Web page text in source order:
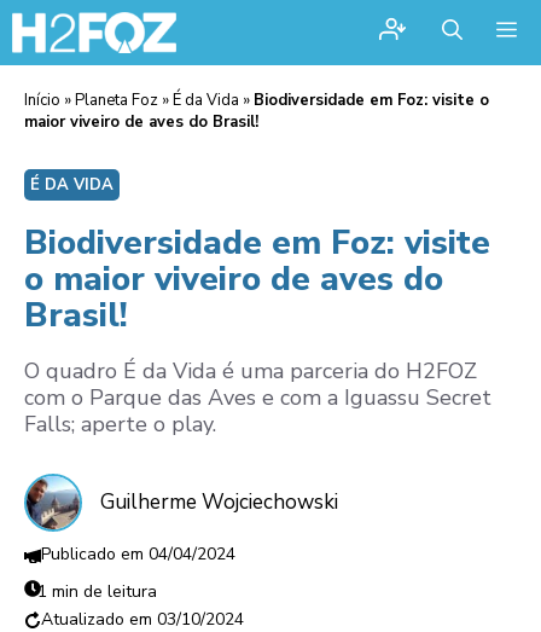
Início »Planeta Foz »É da Vida » Biodiversidade em Foz: visite o
maior viveiro de aves do Brasil!
É DA VIDA
Biodiversidade em Foz: visite
o maior viveiro de aves do
Brasil!
O quadro É da Vida é uma parceria do H2FOZ
com o Parque das Aves e com a Iguassu Secret
Falls; aperte o play.
Guilherme Wojciechowski
04/04/2024
1 min de leitura
03/10/2024